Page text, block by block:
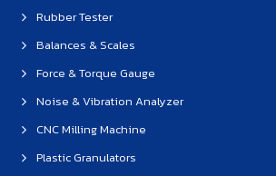
Rubber Tester
Balances & Scales
Force & Torque Gauge
Noise & Vibration Analyzer
CNC Milling Machine
Plastic Granulators